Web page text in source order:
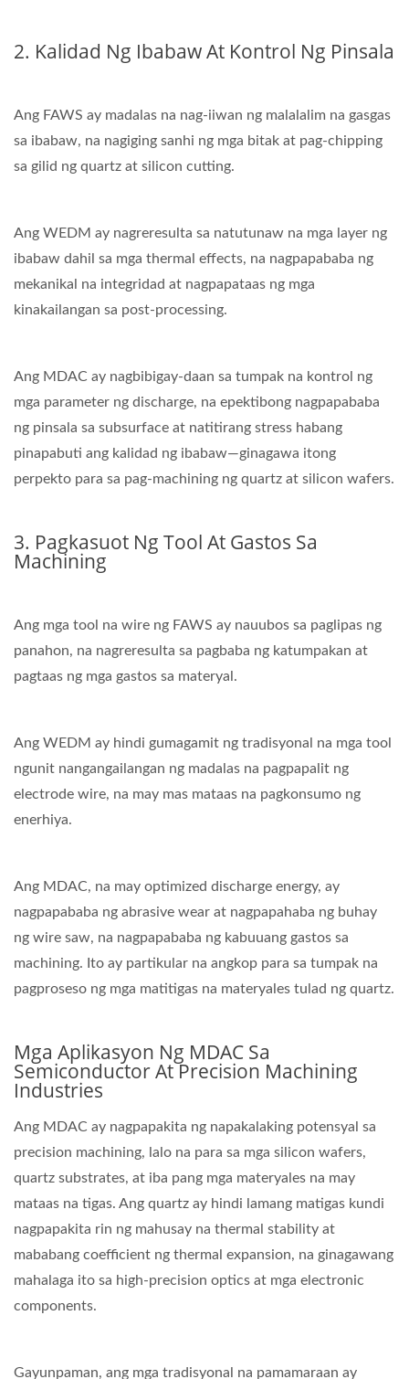
2. Kalidad Ng Ibabaw At Kontrol Ng Pinsala
Ang FAWS ay madalas na nag-iiwan ng malalalim na gasgas
sa ibabaw, na nagiging sanhi ng mga bitak at pag-chipping
sa gilid ng quartz at silicon cutting.
Ang WEDM ay nagreresulta sa natutunaw na mga layer ng
ibabaw dahil sa mga thermal effects, na nagpapababa ng
mekanikal na integridad at nagpapataas ng mga
kinakailangan sa post-processing.
Ang MDAC ay nagbibigay-daan sa tumpak na kontrol ng
mga parameter ng discharge, na epektibong nagpapababa
ng pinsala sa subsurface at natitirang stress habang
pinapabuti ang kalidad ng ibabaw—ginagawa itong
perpekto para sa pag-machining ng quartz at silicon wafers.
3. Pagkasuot Ng Tool At Gastos Sa
Machining
Ang mga tool na wire ng FAWS ay nauubos sa paglipas ng
panahon, na nagreresulta sa pagbaba ng katumpakan at
pagtaas ng mga gastos sa materyal.
Ang WEDM ay hindi gumagamit ng tradisyonal na mga tool
ngunit nangangailangan ng madalas na pagpapalit ng
electrode wire, na may mas mataas na pagkonsumo ng
enerhiya.
Ang MDAC, na may optimized discharge energy, ay
nagpapababa ng abrasive wear at nagpapahaba ng buhay
ng wire saw, na nagpapababa ng kabuuang gastos sa
machining. Ito ay partikular na angkop para sa tumpak na
pagproseso ng mga matitigas na materyales tulad ng quartz.
Mga Aplikasyon Ng MDAC Sa
Semiconductor At Precision Machining
Industries
Ang MDAC ay nagpapakita ng napakalaking potensyal sa
precision machining, lalo na para sa mga silicon wafers,
quartz substrates, at iba pang mga materyales na may
mataas na tigas. Ang quartz ay hindi lamang matigas kundi
nagpapakita rin ng mahusay na thermal stability at
mababang coefficient ng thermal expansion, na ginagawang
mahalaga ito sa high-precision optics at mga electronic
components.
Gayunpaman, ang mga tradisyonal na pamamaraan ay